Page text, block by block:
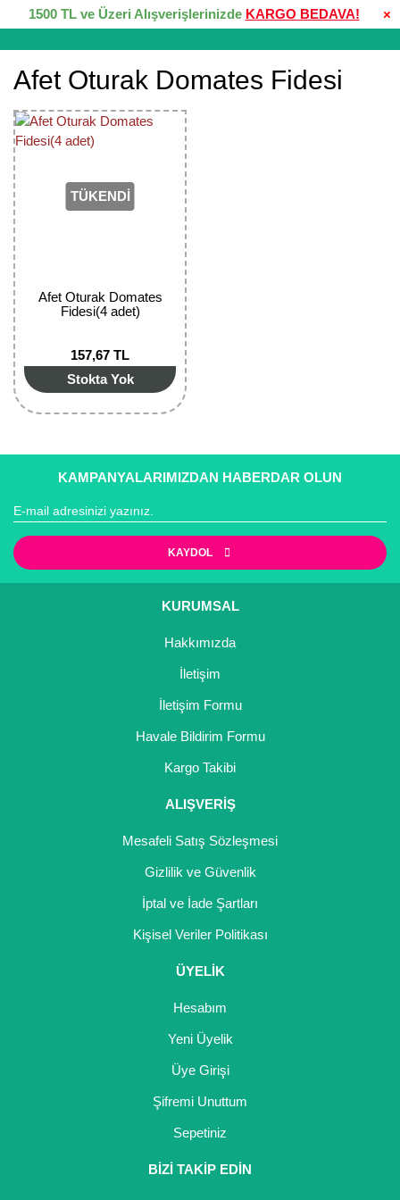
×
1500 TL ve Üzeri Alışverişlerinizde KARGO BEDAVA!
Afet Oturak Domates Fidesi
TÜKENDİ
Afet Oturak Domates
Fidesi(4 adet)
157,67 TL
Stokta Yok
KAMPANYALARIMIZDAN HABERDAR OLUN
KAYDOL
KURUMSAL
Hakkımızda
İletişim
İletişim Formu
Havale Bildirim Formu
Kargo Takibi
ALIŞVERİŞ
Mesafeli Satış Sözleşmesi
Gizlilik ve Güvenlik
İptal ve İade Şartları
Kişisel Veriler Politikası
ÜYELİK
Hesabım
Yeni Üyelik
Üye Girişi
Şifremi Unuttum
Sepetiniz
BİZİ TAKİP EDİN